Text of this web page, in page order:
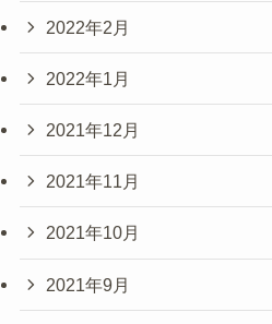
2022年2月
2022年1月
2021年12月
2021年11月
2021年10月
2021年9月